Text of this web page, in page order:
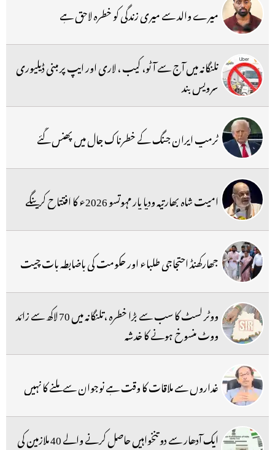
میرے والد سے میری زندگی کو خطرہ لاحق ہے
تلنگانہ میں آج سے آٹو، کیب ، لاری اور ایپ پر مبنی ڈیلیوری
سرویس بند
ٹرمپ ایران جنگ کے خطرناک جال میں پھنس گئے
امیت شاہ بھارتیہ ودیا پار مہوتسو 2026ء کا افتتاح کرینگے
جھارکھنڈ احتجاجی طلباء اور حکومت کی باضابطہ بات چیت
ووٹر لسٹ کا سب سے بڑا خطرہ ،تلنگانہ میں 70 لاکھ سے زائد
ووٹ منسوخ ہونے کا خدشہ
غداروں سے ملاقات کا وقت ہے نوجوان سے ملنے کا نہیں
ایک آدھار سے دو تنخواہیں حاصل کرنے والے 40 ملازمین کی